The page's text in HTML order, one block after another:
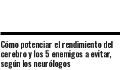
Cómo potenciar el rendimiento del
cerebro y los 5 enemigos a evitar,
según los neurólogos